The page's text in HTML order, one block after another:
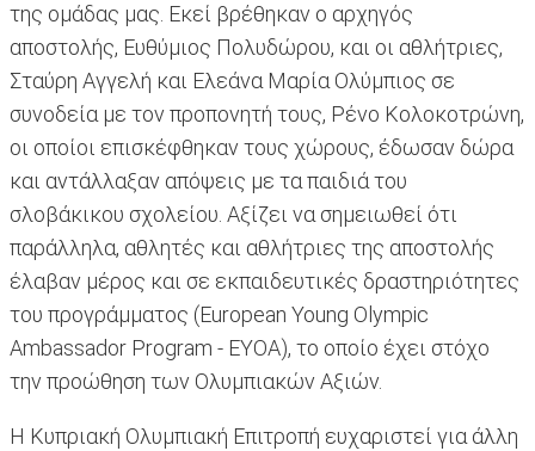
της ομάδας μας. Εκεί βρέθηκαν ο αρχηγός
αποστολής, Ευθύμιος Πολυδώρου, και οι αθλήτριες,
Σταύρη Αγγελή και Ελεάνα Μαρία Ολύμπιος σε
συνοδεία με τον προπονητή τους, Ρένο Κολοκοτρώνη,
οι οποίοι επισκέφθηκαν τους χώρους, έδωσαν δώρα
και αντάλλαξαν απόψεις με τα παιδιά του
σλοβάκικου σχολείου. Αξίζει να σημειωθεί ότι
παράλληλα, αθλητές και αθλήτριες της αποστολής
έλαβαν μέρος και σε εκπαιδευτικές δραστηριότητες
του προγράμματος (European Young Olympic
Ambassador Program - EYOA), το οποίο έχει στόχο
την προώθηση των Ολυμπιακών Αξιών.
Η Κυπριακή Ολυμπιακή Επιτροπή ευχαριστεί για άλλη